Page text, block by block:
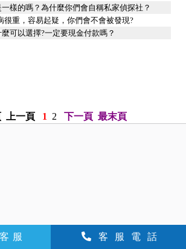
樣的嗎？為什麼你們會自稱私家偵探社？
很重，容易起疑，你們會不會被發現?
可以選擇?一定要現金付款嗎？
上一頁 1 2 下一頁 最末頁
客服電話
服